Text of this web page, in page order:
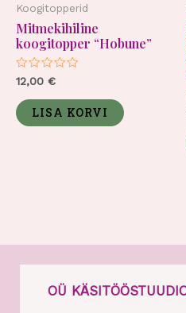
Koogitopperid
Mitmekihiline
koogitopper “Hobune”
Hinnanguga
0
5
12,00 €
LISA KORVI
OÜ